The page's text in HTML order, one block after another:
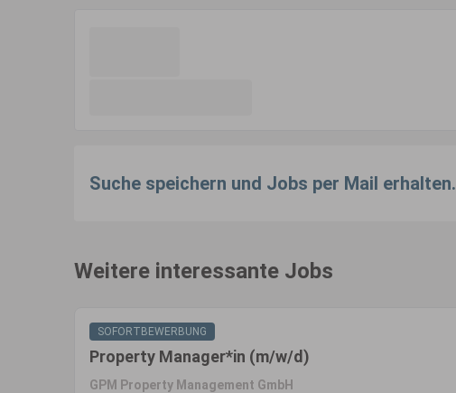
Suche speichern und Jobs per Mail erhalten.
Weitere interessante Jobs
SOFORTBEWERBUNG
Property Manager*in (m/w/d)
GPM Property Management GmbH